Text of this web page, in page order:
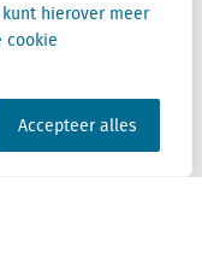
hierover meer
cookie
Accepteer alles